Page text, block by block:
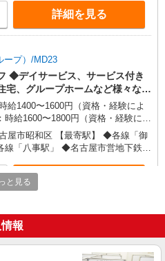
詳細を見る
ープ）/MD23
◆デイサービス、サービス付き
宅、グループホームなど様々な勤
ます。
給1400〜1600円（資格・経験によ
時給1600〜1800円（資格・経験によ
い方法 ※日
払い対応も可能です。詳しくは面談
さい。 ◆交通費：別途全額支給 ※
区 【最寄駅】 ◆各線「御
「八事駅」 ◆名古屋市営地下鉄鶴
017
ルパー）（施設兼務）
円〜1,665円（経験・能力等による）
と見る
報